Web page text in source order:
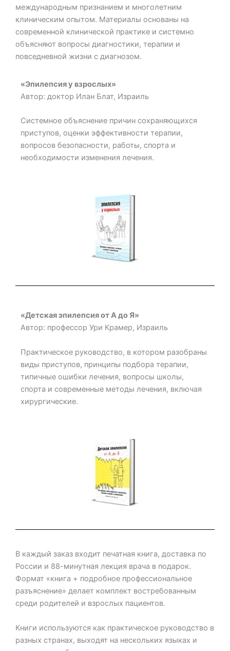
международным признанием и многолетним
клиническим опытом. Материалы основаны на
современной клинической практике и системно
объясняют вопросы диагностики, терапии и
повседневной жизни с диагнозом.
«Эпилепсия у взрослых»
Автор: доктор Илан Блат, Израиль
Системное объяснение причин сохраняющихся
приступов, оценки эффективности терапии,
вопросов безопасности, работы, спорта и
необходимости изменения лечения.
«Детская эпилепсия от А до Я»
Автор: профессор Ури Крамер, Израиль
Практическое руководство, в котором разобраны
виды приступов, принципы подбора терапии,
типичные ошибки лечения, вопросы школы,
спорта и современные методы лечения, включая
хирургические.
В каждый заказ входит печатная книга, доставка по
России и 88-минутная лекция врача в подарок.
Формат «книга + подробное профессиональное
разъяснение» делает комплект востребованным
среди родителей и взрослых пациентов.
Книги используются как практическое руководство в
разных странах, выходят на нескольких языках и